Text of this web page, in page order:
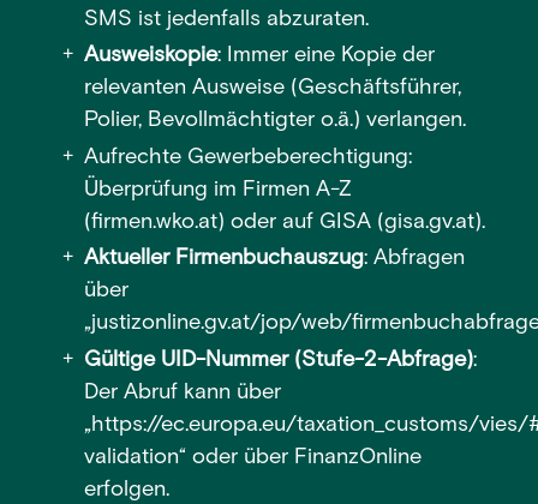
SMS ist jedenfalls abzuraten.
Ausweiskopie: Immer eine Kopie der
relevanten Ausweise (Geschäftsführer,
Polier, Bevollmächtigter o.ä.) verlangen.
Aufrechte Gewerbeberechtigung:
Überprüfung im Firmen A-Z
(firmen.wko.at) oder auf GISA (gisa.gv.at).
Aktueller Firmenbuchauszug: Abfragen
über
„justizonline.gv.at/jop/web/
Gültige UID-Nummer (Stufe-2-Abfrage):
Der Abruf kann über
„https://ec.europa.eu/taxation_customs/
validation“ oder über FinanzOnline
erfolgen.